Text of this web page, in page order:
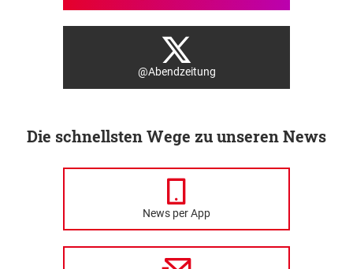
@Abendzeitung
Die schnellsten Wege zu unseren News
News per App